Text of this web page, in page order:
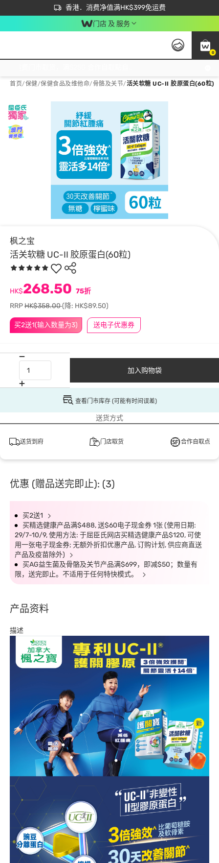
香港．消费净值满HK$399免运费
立即成为易赏钱会员尽享独家优惠
首次APP下单买满$450 输入 NEWAPP 即减$50
门店 及 服务
0
首页/保健/保健食品及维他命/ 骨骼及关节/活关软糖 UC-II 胶原蛋白(60粒)
枫之宝
活关软糖 UC-II 胶原蛋白(60粒)
买2送1(输入数量为3) 送电子优惠券
HK$268.50 75折
RRPHK$358.00(降: HK$89.50)
加入购物袋
查看门市库存 (可能有时间误差)
送货方式
送货到府 门店取货 合作自取点
优惠 (赠品送完即止): (3)
买2送1
买精选健康产品满$488, 送$60电子现金券 1张 (使用日期:
29/7-10/9, 使用方法: 于屈臣氏网店买精选健康产品$120, 可使
用一张电子现金券; 无额外折扣优惠产品, 订购计划, 供应商直送
产品及疫苗除外)
买AG益生菌及骨骼及关节产品满$699，即减$50；数量有
限，送完即止。不适用于任何特快模式。
产品资料
描述